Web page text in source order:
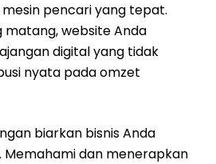
pencari yang tepat.
website Anda
digital yang tidak
nyata pada omzet
biarkan bisnis Anda
Memahami dan menerapkan